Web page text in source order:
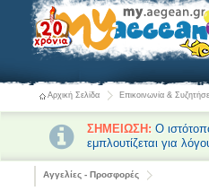
Αρχική Σελίδα Επικοινωνία &
ΣΗΜΕΙΩΣΗ: Ο
εμπλουτίζεται για
Αγγελίες - Προσφορές